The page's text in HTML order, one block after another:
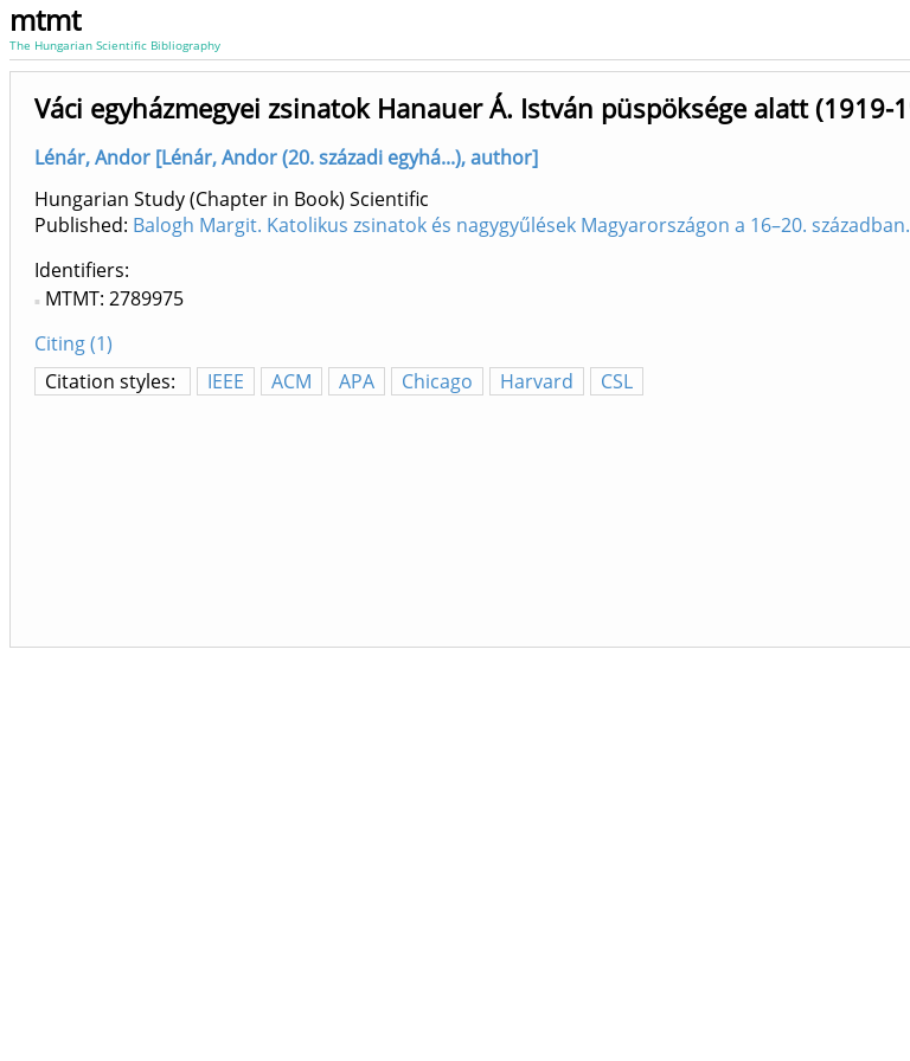
mtmt
The Hungarian Scientific Bibliography
Váci egyházmegyei zsinatok Hanauer Á. István püspöksége alatt (1919-
Lénár, Andor [Lénár, Andor (20. századi egyhá...), author]
Hungarian Study (Chapter in Book) Scientific
Published: Balogh Margit. Katolikus zsinatok és nagygyűlések Magyarországon a 16–20.
Identifiers
MTMT: 2789975
Citing (1)
Citation styles:
IEEE ACM APA Chicago Harvard CSL